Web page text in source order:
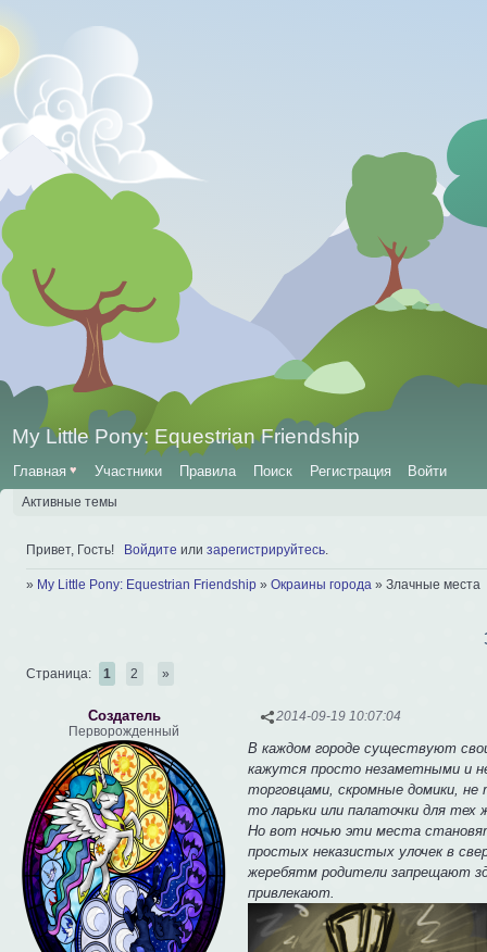
My Little Pony: Equestrian Friendship
Главная ♥ Участники Правила Поиск Регистрация Войти
Активные темы
Привет, Гость! Войдите или зарегистрируйтесь
» My Little Pony: Equestrian Friendship » Окраины города » Злачные места
Страница: 1 2 »
2014-09-19 10:07:04
Создатель
Перворожденный
В каждом городе существуют
кажутся просто незаметными и
торговцами, скромные домики,
то ларьки или палаточки для тех
Но вот ночью эти места
простых неказистых улочек в
жеребятм родители запрещают
привлекают.